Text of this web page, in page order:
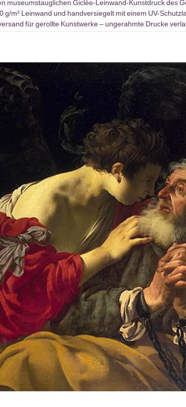
museumstauglichen Giclée-Leinwand-Kunstdruck des
g/m² Leinwand und handversiegelt mit einem UV-
für gerollte Kunstwerke – ungerahmte Drucke